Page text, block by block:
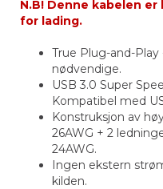
N.B! Denne kabelen
for lading.
True Plug-and-
nødvendige.
USB 3.0 Super
Kompatibel med
Konstruksjon av
26AWG + 2
24AWG.
Ingen ekstern
kilden.